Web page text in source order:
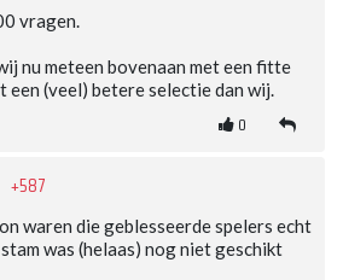
vragen.
nu meteen bovenaan met een fitte
een (veel) betere selectie dan wij.
0
+587
waren die geblesseerde spelers echt
was (helaas) nog niet geschikt